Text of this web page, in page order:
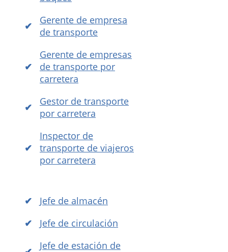
Gerente de empresa
de transporte
Gerente de empresas
de transporte por
carretera
Gestor de transporte
por carretera
Inspector de
transporte de viajeros
por carretera
Jefe de almacén
Jefe de circulación
Jefe de estación de